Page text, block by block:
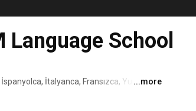
Language School
İtalyanca, Fransızca, Yunanca
sürekli güncel youtube kanalımızda,
...more